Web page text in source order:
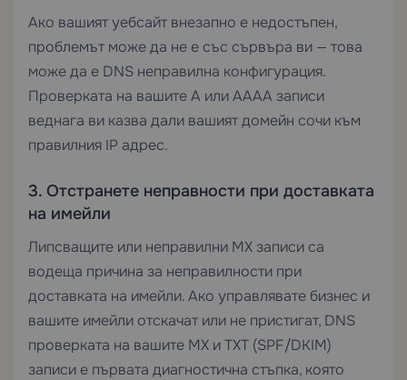
Ако вашият уебсайт внезапно е недостъпен,
проблемът може да не е със сървъра ви — това
може да е DNS неправилна конфигурация.
Проверката на вашите A или AAAA записи
веднага ви казва дали вашият домейн сочи към
правилния IP адрес.
3. Отстранете неправности при доставката
на имейли
Липсващите или неправилни MX записи са
водеща причина за неправилности при
доставката на имейли. Ако управлявате бизнес и
вашите имейли отскачат или не пристигат, DNS
проверката на вашите MX и TXT (SPF/DKIM)
записи е първата диагностична стъпка, която